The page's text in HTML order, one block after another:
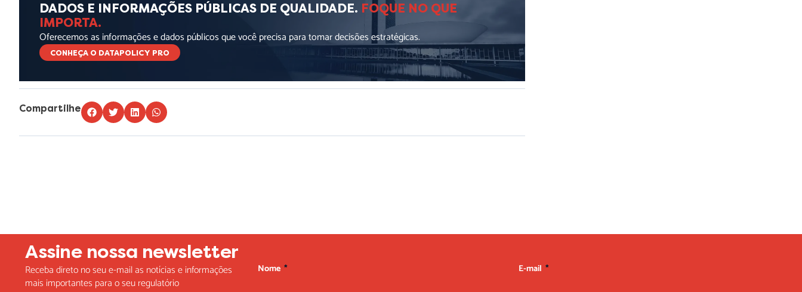
DADOS E INFORMAÇÕES PÚBLICAS DE QUALIDADE. FOQUE NO QUE
IMPORTA.
Oferecemos as informações e dados públicos que você precisa para tomar decisões estratégicas.
CONHEÇA O DATAPOLICY PRO
Compartilhe
Assine nossa newsletter
Receba direto no seu e-mail as notícias e informações
mais importantes para o seu regulatório
Nome E-mail